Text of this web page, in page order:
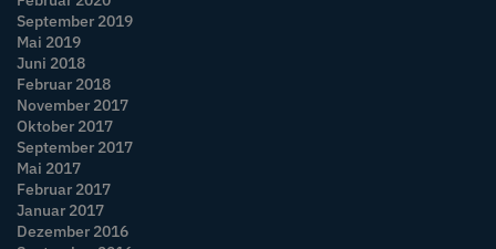
September 2019
Mai 2019
Juni 2018
Februar 2018
November 2017
Oktober 2017
September 2017
Mai 2017
Februar 2017
Januar 2017
Dezember 2016